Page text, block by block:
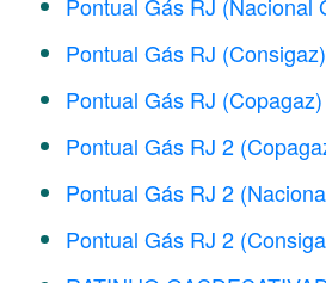
Pontual Gás RJ (Consigaz)
Pontual Gás RJ (Copagaz)
Pontual Gás RJ 2
Pontual Gás RJ 2
Pontual Gás RJ 2